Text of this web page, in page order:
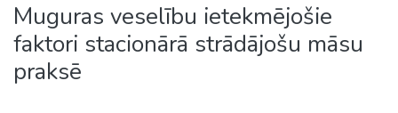
Muguras veselību ietekmējošie
faktori stacionārā strādājošu māsu
praksē